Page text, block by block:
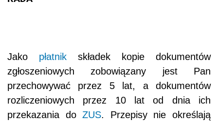
Jako płatnik składek kopie dokumentów
zgłoszeniowych zobowiązany jest Pan
przechowywać przez 5 lat, a dokumentów
rozliczeniowych przez 10 lat od dnia ich
przekazania doZUS. Przepisy nie określają